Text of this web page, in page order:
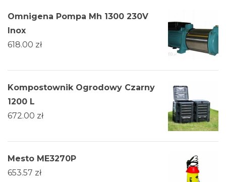
Omnigena Pompa Mh 1300 230V
Inox
618.00 zł
Kompostownik Ogrodowy Czarny
1200 L
672.00 zł
Mesto ME3270P
653.57 zł